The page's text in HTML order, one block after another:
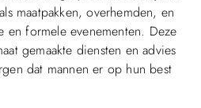
maatpakken, overhemden, en
en formele evenementen. Deze
gemaakte diensten en advies
dat mannen er op hun best